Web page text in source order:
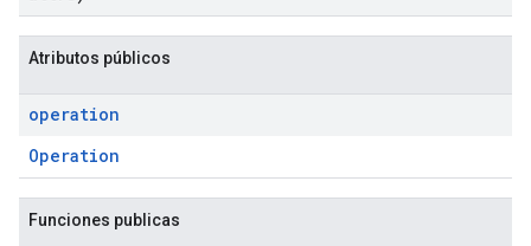
Atributos públicos
operation
Operation
Funciones publicas